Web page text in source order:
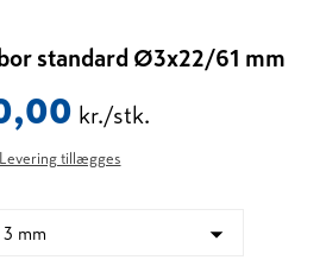
standard Ø3x22/61 mm
kr./stk.
Levering tillægges
3 mm